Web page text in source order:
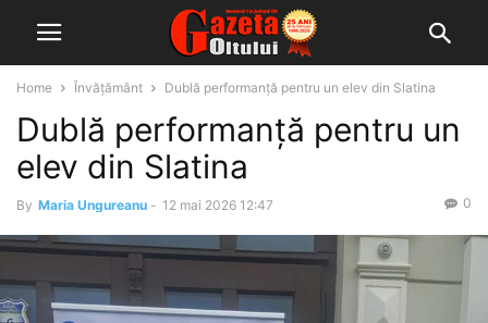
Home Învățământ Dublă performanță pentru un elev din Slatina
Dublă performanță pentru un
elev din Slatina
By Maria Ungureanu - 12 mai 2026 12:47 0